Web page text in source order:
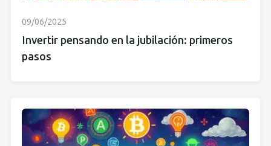
09/06/2025
Invertir pensando en la jubilación: primeros
pasos